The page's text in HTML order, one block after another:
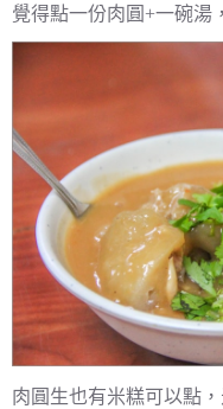
覺得點一份肉圓+一碗湯
肉圓生也有米糕可以點